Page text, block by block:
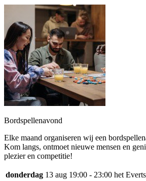
Bordspellenavond
Elke maand organiseren wij een
Kom langs, ontmoet nieuwe mensen en
plezier en competitie!
donderdag 13 aug 19:00 - 23:00 het